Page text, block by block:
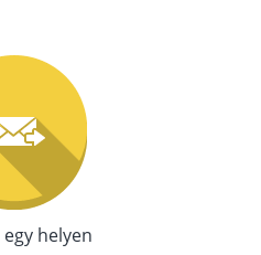
helyen